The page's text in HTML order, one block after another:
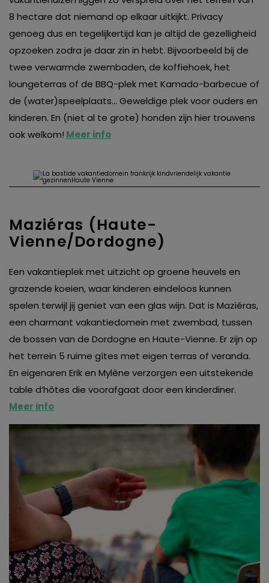
van derde partijen om gepersonaliseerde advertenties te
tonen en/of de inhoud van de advertenties op je
voorkeuren af te stemmen. Je kunt je voorkeuren
beheren via ‘Zelf instellen’. Klik je op ‘Accepteren en
doorgaan’ dan ga je akkoord met het gebruik van alle
cookies zoals omschreven in onze
Merci!
8 hectare dat niemand op elkaar uitkijkt. Privacy
genoeg dus en tegelijkertijd kan je altijd de gezelligheid
opzoeken zodra je daar zin in hebt. Bijvoorbeeld bij de
twee verwarmde zwembaden, de koffiehoek, het
loungeterras of de BBQ-plek met Kamado-barbecue of
de (water)speelplaats… Geweldige plek voor ouders en
kinderen. En (niet al te grote) honden zijn hier trouwens
ook welkom! Meer info
Maziéras (Haute-
Vienne/Dordogne)
Een vakantieplek met uitzicht op groene heuvels en
grazende koeien, waar kinderen eindeloos kunnen
spelen terwijl jij geniet van een glas wijn. Dat is Maziéras,
een charmant vakantiedomein met zwembad, tussen
de bossen van de Dordogne en Haute-Vienne. Er zijn op
het terrein 5 ruime gîtes met eigen terras of veranda.
En eigenaren Erik en Mylène verzorgen een uitstekende
table d’hôtes die voorafgaat door een kinderdiner.
Meer info